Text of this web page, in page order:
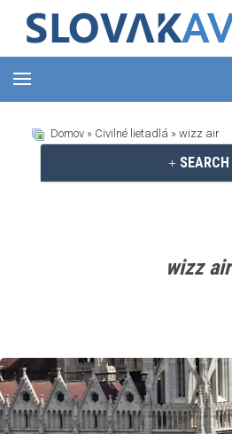
Domov » Civilné lietadlá » wizz air
SEARCH
wizz air